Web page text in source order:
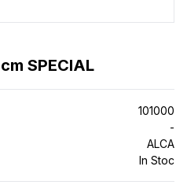
SPECIAL
101000
-
ALCA
In Stoc